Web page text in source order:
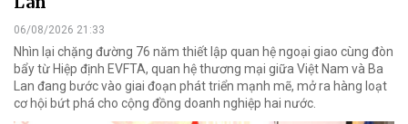
06/08/2026 21:33
Nhìn lại chặng đường 76 năm thiết lập quan hệ ngoại giao cùng đòn
bẩy từ Hiệp định EVFTA, quan hệ thương mại giữa Việt Nam và Ba
Lan đang bước vào giai đoạn phát triển mạnh mẽ, mở ra hàng loạt
cơ hội bứt phá cho cộng đồng doanh nghiệp hai nước.